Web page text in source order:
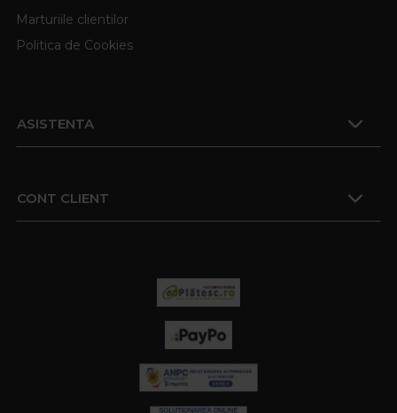
Marturiile clientilor
Politica de Cookies
ASISTENTA
CONT CLIENT